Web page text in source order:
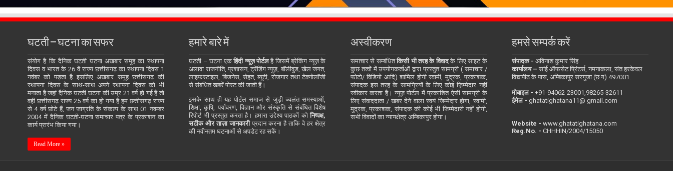
घटती – घटना का सफर
संयोग है कि दैनिक घटती घटना अखबार समूह का स्थापना
दिवस व भारत के 26 वें राज्य छत्तीसगढ़ का स्थापना दिवस 1
नवंबर को पड़ता है इसलिए अखबार समूह छत्तीसगढ़ की
स्थापना दिवस के साथ-साथ अपने स्थापना दिवस को भी
मनाता है जहां दैनिक घटती घटना की उम्र 21 वर्ष हो गई है तो
वही छत्तीसगढ़ राज्य 25 वर्ष का हो गया है हम छत्तीसगढ़ राज्य
से 4 वर्ष छोटे हैं, जन जाग्रति के संकल्प के साथ 01 नवम्बर
2004 में दैनिक घटती-घटना समाचार पत्र के प्रकाशन का
कार्य प्रारंभ किया गया।
Read More »
हमारे बारे में
घटती – घटना एकहिंदी न्यूज़ पोर्टलहै जिसमें ब्रेकिंग न्यूज़ के
अलावा राजनीति, प्रशासन, ट्रेंडिंग न्यूज़, बॉलीवुड, खेल जगत,
लाइफस्टाइल, बिजनेस, सेहत, ब्यूटी, रोजगार तथा टेक्नोलॉजी
से संबंधित खबरें पोस्ट की जाती हैं।
इसके साथ ही यह पोर्टल समाज से जुड़ी ज्वलंत समस्याओं,
शिक्षा, कृषि, पर्यावरण, विज्ञान और संस्कृति से संबंधित विशेष
रिपोर्ट भी प्रस्तुत करता है। हमारा उद्देश्य पाठकों कोनिष्पक्ष,
सटीक और ताज़ा जानकारीप्रदान करना है ताकि वे हर क्षेत्र
की नवीनतम घटनाओं से अपडेट रह सकें।
अस्वीकरण
समाचार से सम्बंधितकिसी भी तरह के विवादके लिए साइट के
कुछ तत्वों में उपयोगकर्ताओं द्वारा प्रस्तुत सामग्री ( समाचार /
फोटो/ विडियो आदि) शामिल होगी स्वामी, मुद्रक, प्रकाशक,
संपादक इस तरह के सामग्रियों के लिए कोई ज़िम्मेदार नहीं
स्वीकार करता है। न्यूज़ पोर्टल में प्रकाशित ऐसी सामग्री के
लिए संवाददाता / खबर देने वाला स्वयं जिम्मेदार होगा, स्वामी,
मुद्रक, प्रकाशक, संपादक की कोई भी जिम्मेदारी नहीं होगी,
सभी विवादों का न्यायक्षेत्र अम्बिकापुर होगा।
हमसे सम्पर्क करें
संपादक -अविनाश कुमार सिंह
कार्यालय –सांई ऑफसेट प्रिंटर्स, नमनाकला, संत हरकेवल
विद्यापीठ के पास, अम्बिकापुर सरगुजा (छ.ग) 497001.
मोबाइल - ‪+91-94062-23001‬,98265-32611
ईमेल -ghatatighatana11@ gmail.com
Website -www.ghatatighatana.com
Reg.No. -CHHHIN/2004/15050